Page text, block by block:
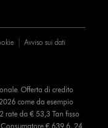
Avviso sui dati
Offerta di credito
come da esempio
rate da € 53,3 Tan fisso
€ 639,6, 24